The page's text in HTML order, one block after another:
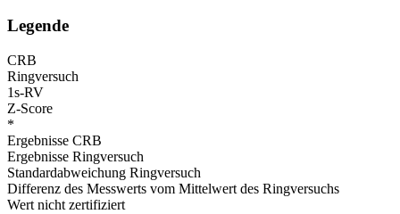
Legende
CRB
Ringversuch
1s-RV
Z-Score
*
Ergebnisse CRB
Ergebnisse Ringversuch
Standardabweichung Ringversuch
Differenz des Messwerts vom Mittelwert des Ringversuchs
Wert nicht zertifiziert